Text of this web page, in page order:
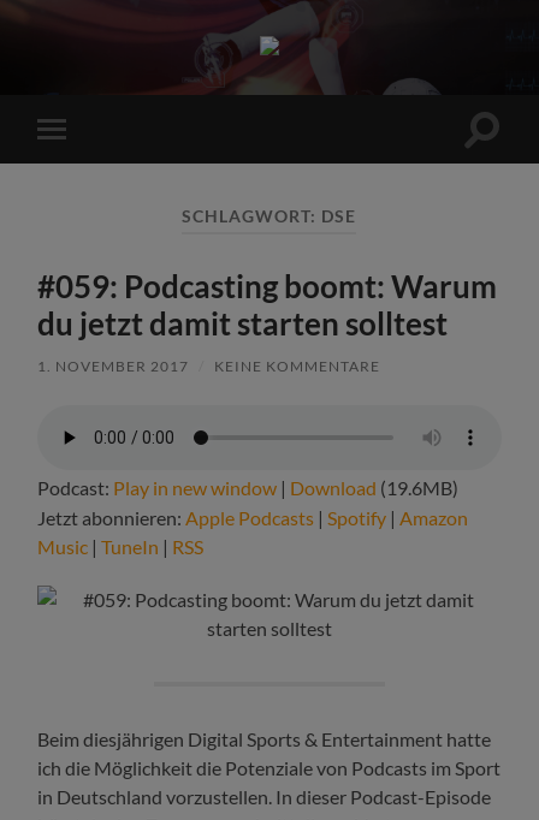
Sports
Maniac
Mobile-
Menü
SCHLAGWORT: DSE
#059: Podcasting boomt: Warum
du jetzt damit starten solltest
1. NOVEMBER 2017 KEINE KOMMENTARE
Podcast: Play in new window | Download (19.6MB)
Jetzt abonnieren:Apple Podcasts |Spotify |Amazon
Music |TuneIn | RSS
Beim diesjährigen Digital Sports & Entertainment hatte
ich die Möglichkeit die Potenziale von Podcasts im Sport
in Deutschland vorzustellen. In dieser Podcast-Episode